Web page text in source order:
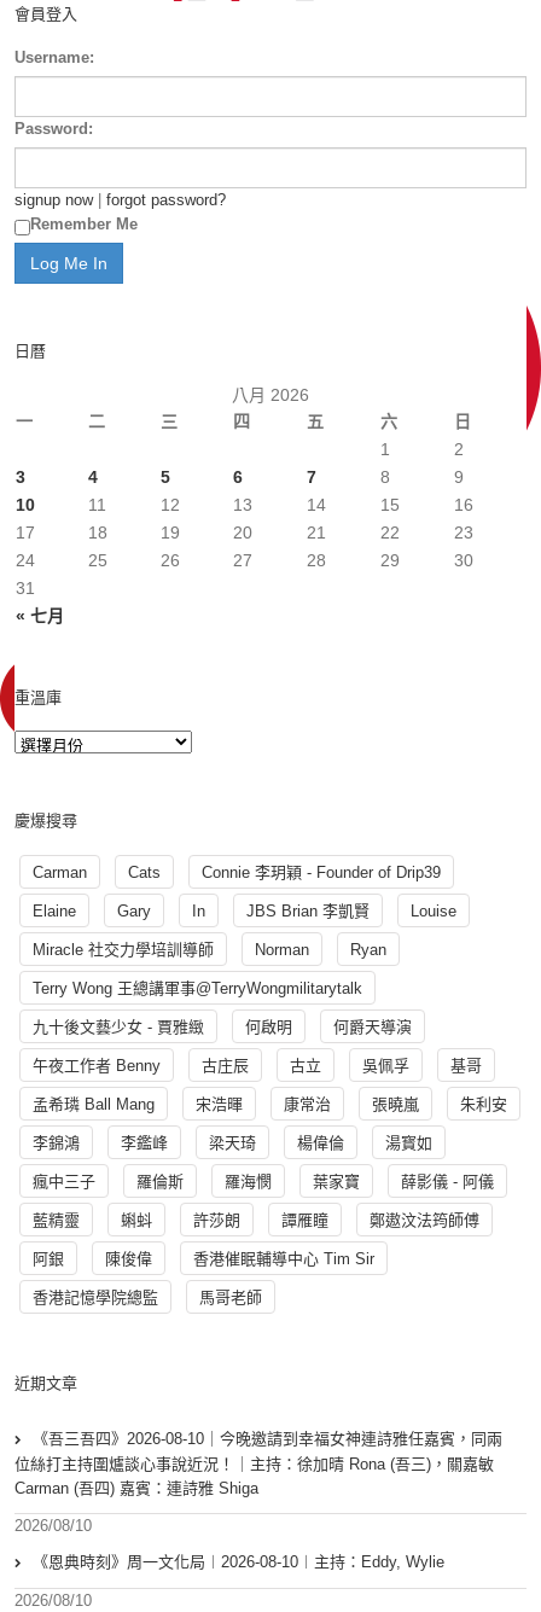
會員登入
Username:
Password:
signup now| forgot password?
Remember Me
日曆
八月 2026
一
二 三 四 五 六 日
« 七月
1
2
3
4 5 6 7 8
9
10
11 12 13 14 15
16
17
18 19 20 21 22
23
24
25 26 27 28 29
30
31
重溫庫
慶爆搜尋
Carman Cats Connie 李玥穎 - Founder of Drip39
Elaine Gary In JBS Brian 李凱賢 Louise
Miracle 社交力學培訓導師 Norman Ryan
Terry Wong 王總講軍事@TerryWongmilitarytalk
九十後文藝少女 - 賈雅緻 何啟明 何爵天導演
午夜工作者 Benny 古庄辰 古立 吳佩孚 基哥
孟希璘 Ball Mang 宋浩暉 康常治 張曉嵐 朱利安
李錦鴻 李鑑峰 梁天琦 楊偉倫 湯寳如
瘋中三子 羅倫斯 羅海憫 葉家寶 薛影儀 - 阿儀
藍精靈 蝌蚪 許莎朗 譚雁瞳 鄭遨汶法筠師傅
阿銀 陳俊偉 香港催眠輔導中心 Tim Sir
香港記憶學院總監 馬哥老師
近期文章
《吾三吾四》2026-08-10｜今晚邀請到幸福女神連詩雅任嘉賓，同兩
位絲打主持圍爐談心事說近況！｜主持：徐加晴 Rona (吾三)，關嘉敏
Carman (吾四) 嘉賓：連詩雅 Shiga
2026/08/10
《恩典時刻》周一文化局︱2026-08-10︱主持：Eddy, Wylie
2026/08/10